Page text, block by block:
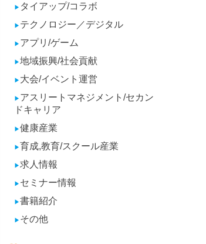
▶ タイアップ/コラボ
▶ テクノロジー／デジタル
▶ アプリ/ゲーム
▶地域振興/社会貢献
▶ 大会/イベント運営
▶ アスリートマネジメント/セカン
ドキャリア
▶健康産業
▶育成,教育/スクール産業
▶求人情報
▶ セミナー情報
▶書籍紹介
▶ その他